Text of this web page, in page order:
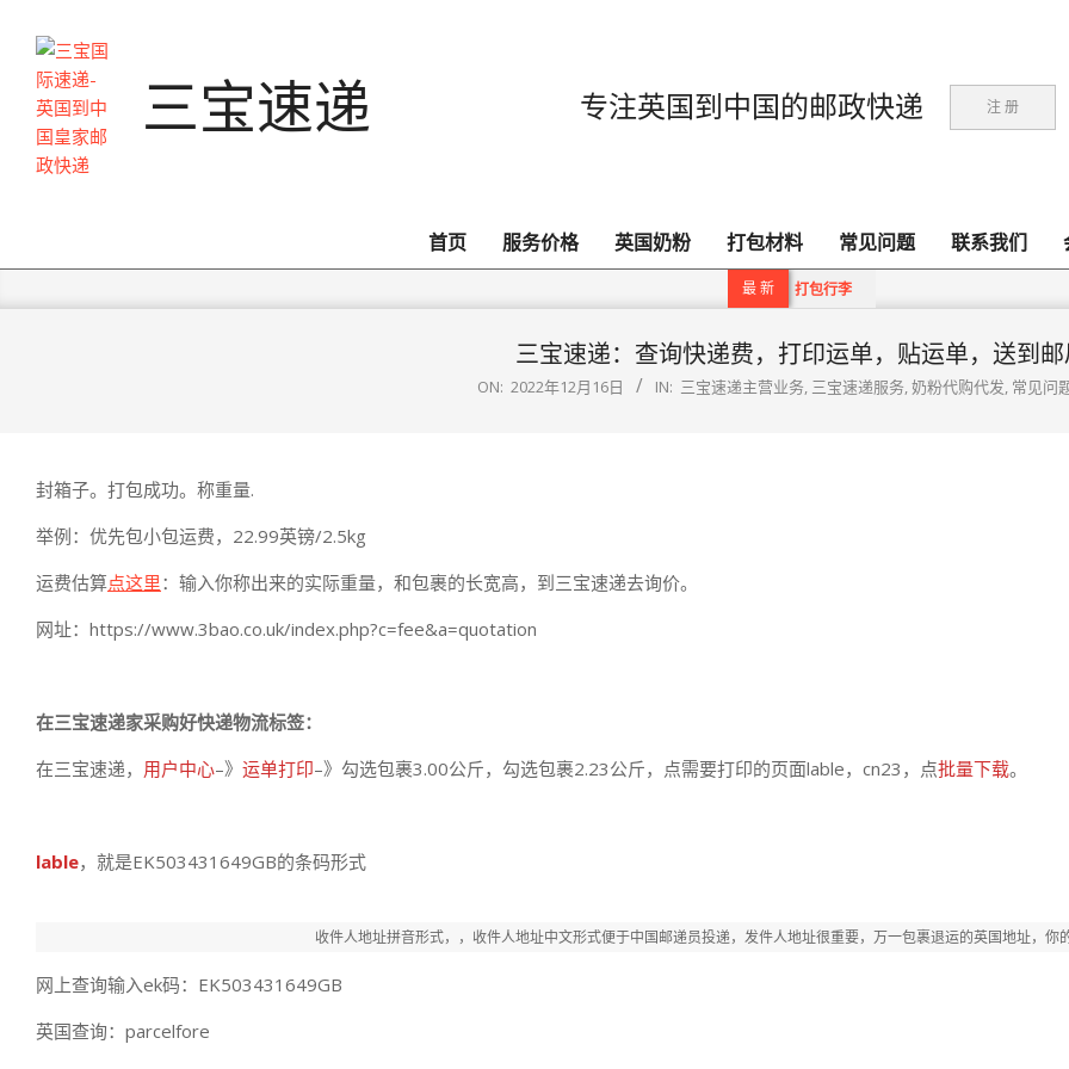
content
三宝速递 专注英国到中国的邮政快递 注 册
Primary
Navigation
Menu
首页 服务价格 英国奶粉 打包材料 常见问题 联系我们
最 新 打包行李
三宝速递：查询快递费，打印运单，贴运单，送到邮
ON: 2022年12月16日 IN: 三宝速递主营业务, 三宝速递服务,奶粉代购代发, 常见问
封箱子。打包成功。称重量.
举例：优先包小包运费，22.99英镑/2.5kg
运费估算点这里：输入你称出来的实际重量，和包裹的长宽高，到三宝速递去询价。
网址：https://www.3bao.co.uk/index.php?c=fee&a=quotation
在三宝速递家采购好快递物流标签：
在三宝速递， 用户中心–》 运单打印–》勾选包裹3.00公斤，勾选包裹2.23公斤，点需要打印的页面lable，cn23，点批量下载。
lable，就是EK503431649GB的条码形式
收件人地址拼音形式，，收件人地址中文形式便于中国邮递员投递，发件人地址很重要，万一包裹退运的英国地址，你
网上查询输入ek码：EK503431649GB
英国查询：parcelfore